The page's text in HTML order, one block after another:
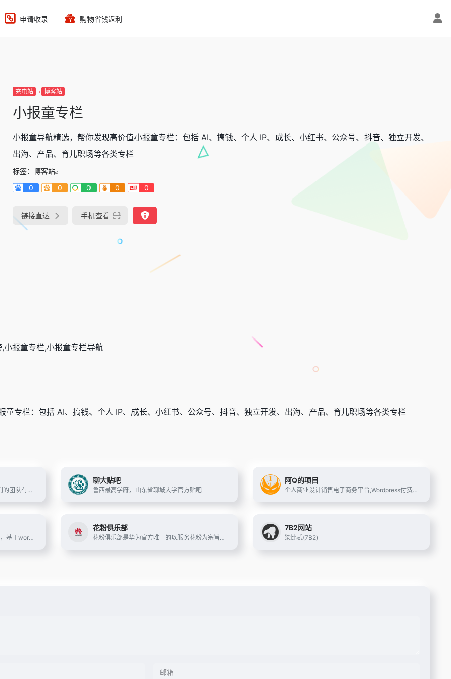
申请收录 购物省钱返利
充电站 博客站
小报童专栏
小报童导航精选，帮你发现高价值小报童专栏：包括 AI、搞钱、个人 IP、成长、小红书、公众号、抖音、独立开发、
出海、产品、育儿职场等各类专栏
标签： 博客站
0
0 0 0 0
链接直达 手机查看
小报童专栏,小报童专栏导航
童专栏：包括 AI、搞钱、个人 IP、成长、小红书、公众号、抖音、独立开发、出海、产品、育儿职场等各类专栏
专业WordPress主题模板服务商，我们的团队有着多年的WordPress主题开发经验，所有WP主题及插件均原创开发，并有我们自主开发的wordpress后台主题设置面板，即使不懂代码也能轻松搞定！WPCOM，打造更专业的WordPress中文建站服务商
聊大贴吧
鲁西最高学府，山东省聊城大学官方贴吧
阿Q的项目
个人商业设计销售电子商务平台,Wordpress付费插件,Wordpress付费主题
LightSNS是一款超级强大的社交系统，基于wordpress开发，安全稳定。包含多板块论坛、问答、VIP、充值、付费可见等一系列强大的轻社区系统&amp;轻论坛程序。
花粉俱乐部
花粉俱乐部是华为官方唯一的以服务花粉为宗旨的综合性网站,提供最新华为手机产品资讯、最丰富的应用软件主题游戏EMUI ROM资源、最丰富的花粉活动信息,汇集华为手机、家庭产品、Emotion UI、华为网盘等云服务的评测分享、精华资源以及互助交流内容.还能了解华为售后服务政策,查询售后服务状态.花粉俱乐部,华为花粉的大家庭
7B2网站
柒比贰(7B2)